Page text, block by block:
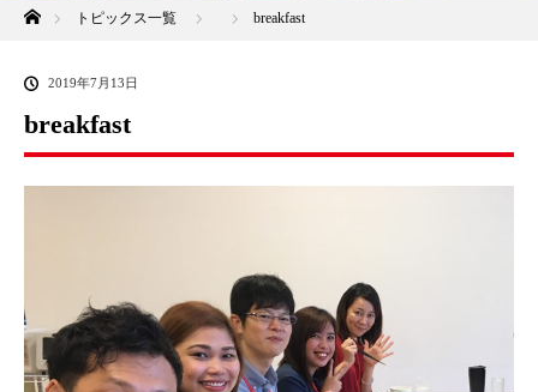
ホームトピックス一覧 breakfast
2019年7月13日
breakfast